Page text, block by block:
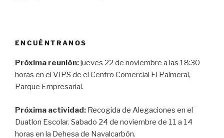
ENCUÉNTRANOS
Próxima reunión:jueves 22 de noviembre a las 18:30
horas en el VIPS de el Centro Comercial El Palmeral,
Parque Empresarial.
Próxima actividad: Recogida de Alegaciones en el
Duatlon Escolar. Sabado 24 de noviembre de 11 a 14
horas en la Dehesa de Navalcarbón.